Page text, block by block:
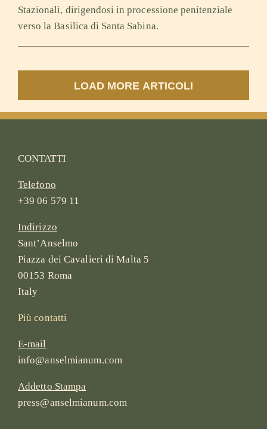
Stazionali, dirigendosi in processione penitenziale
verso la Basilica di Santa Sabina.
LOAD MORE ARTICOLI
CONTATTI
Telefono
+39 06 579 11
Indirizzo
Sant’Anselmo
Piazza dei Cavalieri di Malta 5
00153 Roma
Italy
Più contatti
E-mail
info@anselmianum.com
Addetto Stampa
press@anselmianum.com